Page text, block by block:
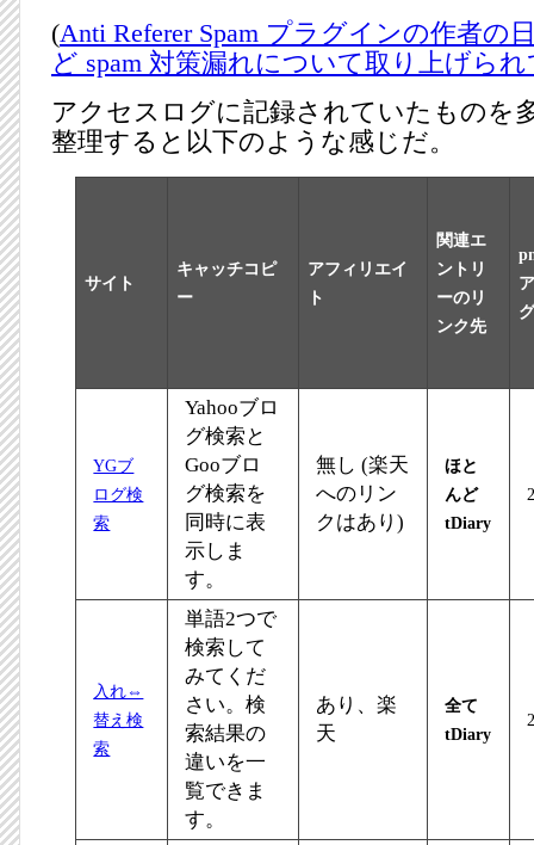
(Anti Referer Spam プラグインの作者の
ど spam 対策漏れについて取り上げら
アクセスログに記録されていたものを
整理すると以下のような感じだ。
サイト
キャッチコピ
ー
アフィリエイ
ト
関連エ
ントリ
ーのリ
ンク先
YGブ
ログ検
索
Yahooブロ
グ検索と
Gooブロ
グ検索を
同時に表
示しま
す。
無し (楽天
へのリン
クはあり)
ほと
んど
tDiary
入れ⇔
替え検
索
単語2つで
検索して
みてくだ
さい。検
索結果の
違いを一
覧できま
す。
あり、楽
天
全て
tDiary